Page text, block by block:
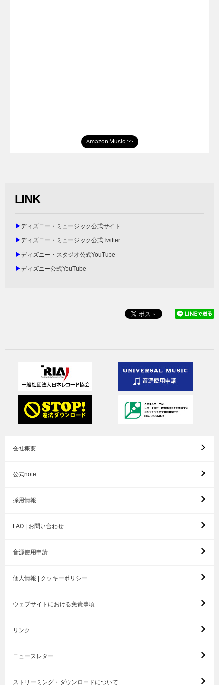
Amazon Music >>
LINK
▶ディズニー・ミュージック公式サイト
▶ディズニー・ミュージック公式Twitter
▶ディズニー・スタジオ公式YouTube
▶ディズニー公式YouTube
会社概要
公式note
採用情報
FAQ | お問い合わせ
音源使用申請
個人情報 | クッキーポリシー
ウェブサイトにおける免責事項
リンク
ニュースレター
ストリーミング・ダウンロードについて